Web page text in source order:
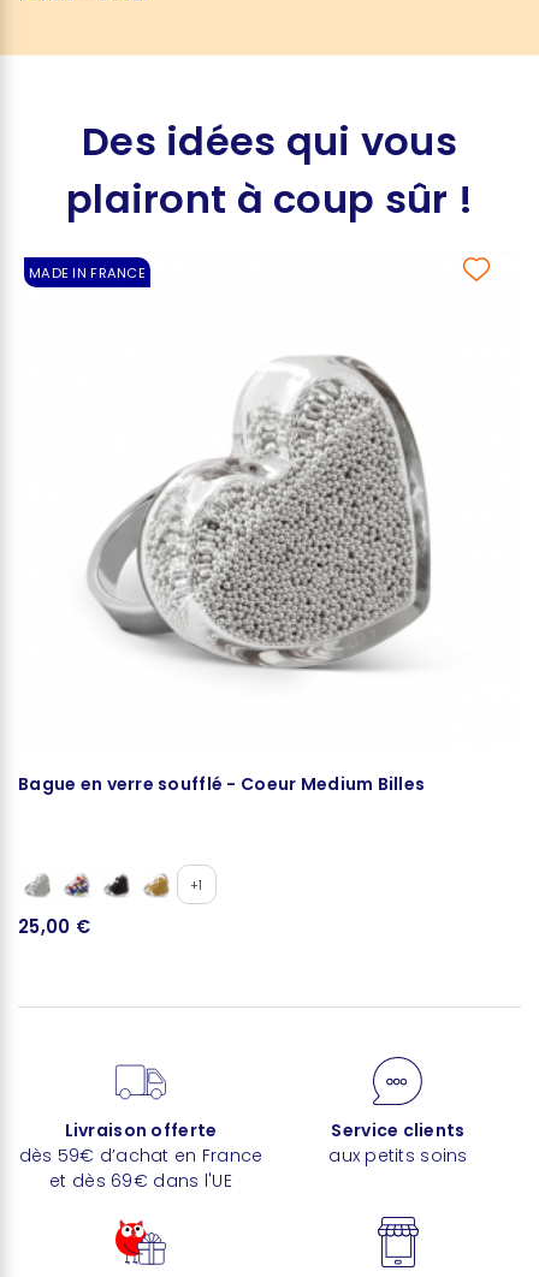
Des idées qui vous
plairont à coup sûr !
MADE IN FRANCE
Bague en verre soufflé - Coeur Medium Billes
+1
25,00 €
Livraison offerte
dès 59€ d’achat en France
et dès 69€ dans l'UE
Service clients
aux petits soins